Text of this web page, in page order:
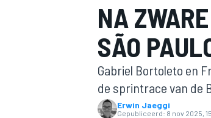
NA
SÃO
Gabriel Bortoleto en
de sprintrace van de
Erwin Jaeggi
Gepubliceerd: 8 nov 2025,